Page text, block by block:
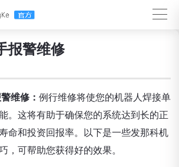
报警维修
维修： 例行维修将使您的机器人焊接单
。这将有助于确保您的系统达到长的正
命和投资回报率。以下是一些发那科机
，可帮助您获得好的效果。